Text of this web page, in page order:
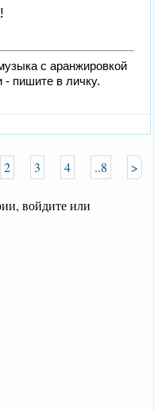
с аранжировкой
- пишите в личку.
2 3 4 ..8 >
войдите или